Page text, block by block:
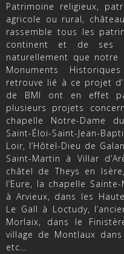
Patrimoine religieux,
agricole ou rural,
rassemble tous les
continent et de ses
naturellement que notre
Monuments
retrouve lié à ce projet
de BMI ont en effet
plusieurs projets
chapelle Notre-Dame
Saint-Éloi-Saint-Jean-
Loir, l’Hôtel-Dieu de
Saint-Martin à Villar
châtel de Theys en
l’Eure, la chapelle
à Arvieux, dans les
Le Gall à Loctudy,
Morlaix, dans le
village de Montlaux
etc…